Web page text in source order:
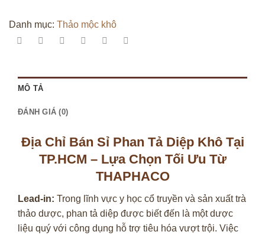
tại
TP.HCM
số
lượng
Danh mục: Thảo mộc khô
MÔ TẢ
ĐÁNH GIÁ (0)
Địa Chỉ Bán Sỉ Phan Tả Diệp Khô Tại
TP.HCM – Lựa Chọn Tối Ưu Từ
THAPHACO
Lead-in: Trong lĩnh vực y học cổ truyền và sản xuất trà
thảo dược, phan tả diệp được biết đến là một dược
liệu quý với công dụng hỗ trợ tiêu hóa vượt trội. Việc